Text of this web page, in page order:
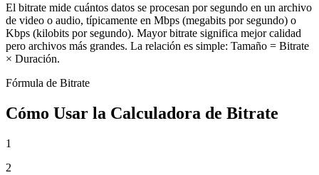
El bitrate mide cuántos datos se procesan por segundo en un archivo
de video o audio, típicamente en Mbps (megabits por segundo) o
Kbps (kilobits por segundo). Mayor bitrate significa mejor calidad
pero archivos más grandes. La relación es simple: Tamaño = Bitrate
× Duración.
Fórmula de Bitrate
Cómo Usar la Calculadora de Bitrate
1
2